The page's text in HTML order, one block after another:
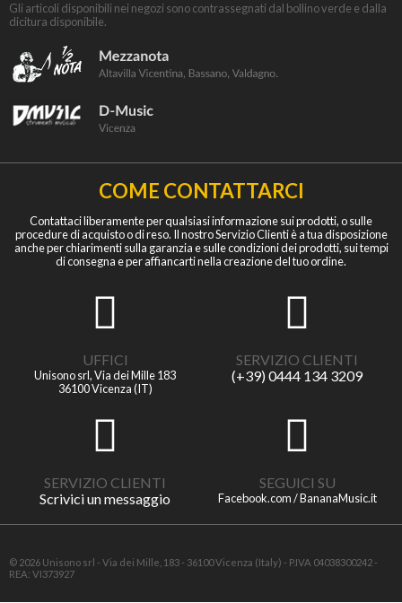
Gli articoli disponibili nei negozi sono contrassegnati dal bollino verde e dalla
dicitura disponibile.
COME CONTATTARCI
Contattaci liberamente per qualsiasi informazione sui prodotti, o sulle
procedure di acquisto o di reso. Il nostro Servizio Clienti è a tua disposizione
anche per chiarimenti sulla garanzia e sulle condizioni dei prodotti, sui tempi
di consegna e per affiancarti nella creazione del tuo ordine.
UFFICI
Unisono srl, Via dei Mille 183
36100 Vicenza (IT)
SERVIZIO CLIENTI
(+39) 0444 134 3209
SERVIZIO CLIENTI
Scrivici un messaggio
SEGUICI SU
Facebook.com / BananaMusic.it
© 2026 Unisono srl - Via dei Mille, 183 - 36100 Vicenza (Italy) - P.IVA 04038300242 -
REA: VI373927